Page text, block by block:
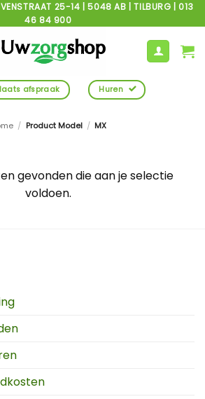
25-14 | 5048 AB | TILBURG | 013
46 84 900
afspraak Huren
/ Product Model / MX
gevonden die aan je selectie
voldoen.